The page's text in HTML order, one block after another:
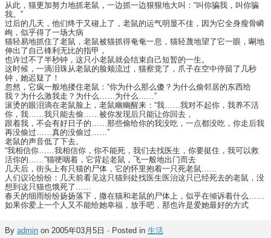
从此，猫更加努力地抓老鼠，一边抓一边狠狠地大叫：“叫你骗我，叫你骗
我。”
过后的几天，他们终于又碰上了，老鼠的运气明显不佳，因为它全身瘦骨嶙
峋，似乎得了一场大病
猫轻易地抓住了老鼠，老鼠被猫抓得奄奄一息，猫轻蔑地望了它一眼，唰地
伸出了自己锋利无比的指甲，
也许过不了半秒钟，这只小老鼠就会结束自己短暂的一生。
这时候，一滴泪珠从老鼠的脸颊流过，猫察觉了，爪子在空中停留了几秒
钟，她迟疑了！
忽然，它疯一般地搂住老鼠：“你为什么那么傻？为什么偷邻居的东西给
我？为什么激我走？为什么……为什么……”
滚烫的眼泪滴在老鼠脸上，老鼠幽幽醒来：“我……我对不起你，我养不活
你，我……我只能去偷……被你发现后只能让你回去，
跟着我，不会有好日子的……那些偷给你的我没吃，一点都没吃，你走后我
再没偷过……真的没偷过……”
老鼠的声音低了下去。
“我相信你……我相信你，你不能死，我们去找医生，你要挺住，我可以救
活你的……”猫哽咽着，它背起老鼠，飞一般地出门而去
几天后，街头上有只猫的尸体，它的怀里抱着一只死老鼠……
人们议论纷纷：几天前看见这只猫到处找医生医治这只已经死去的老鼠，没
想到这只猫也饿死了……
春天的细雨纷纷扬扬落下，撒在猫和老鼠的尸体上，似乎在倾诉着什么……
如果你爱上一个人又不能给她幸福，放手吧，那也许是爱她最好的方式
By admin on 2005年03月5日 · Posted in 生活